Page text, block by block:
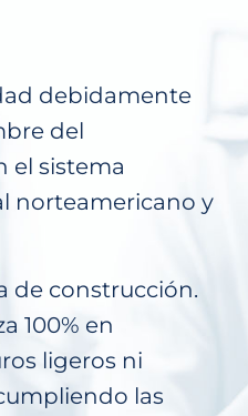
debidamente
del
el sistema
norteamericano y
de construcción.
100% en
ligeros ni
las